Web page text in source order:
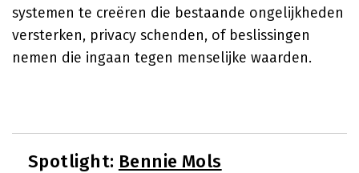
systemen te creëren die bestaande ongelijkheden
versterken, privacy schenden, of beslissingen
nemen die ingaan tegen menselijke waarden.
Spotlight: Bennie Mols